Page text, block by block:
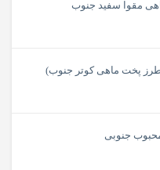
مقوا سفید جنوب
پخت ماهی کوتر جنوب)
جنوبی